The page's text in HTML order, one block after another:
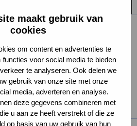
maakt gebruik van
cookies
om content en advertenties te
functies voor social media te bieden
te analyseren. Ook delen we
gebruik van onze site met onze
media, adverteren en analyse.
deze gegevens combineren met
u aan ze heeft verstrekt of die ze
op basis van uw gebruik van hun